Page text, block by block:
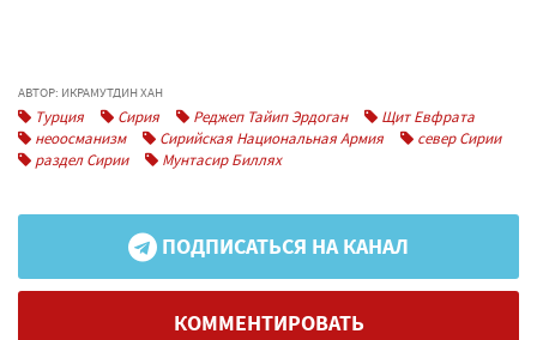
АВТОР: ИКРАМУТДИН ХАН
Турция Сирия Реджеп Тайип Эрдоган
Щит Евфрата
неоосманизм
Сирийская Национальная Армия
север Сирии
раздел Сирии
Мунтасир Биллях
ПОДПИСАТЬСЯ НА КАНАЛ
КОММЕНТИРОВАТЬ